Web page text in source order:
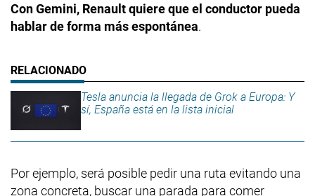
Con Gemini, Renault quiere que el conductor pueda
hablar de forma más espontánea.
Tesla anuncia la llegada de Grok a Europa: Y
sí, España está en la lista inicial
Por ejemplo, será posible pedir una ruta evitando una
zona concreta, buscar una parada para comer